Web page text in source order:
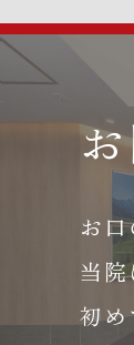
お
当
初